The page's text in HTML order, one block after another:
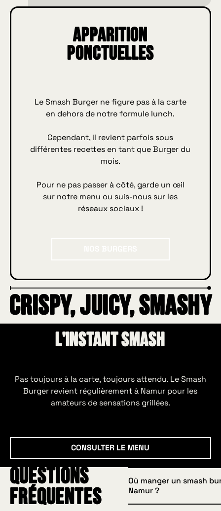
Apparition
ponctuelles
Le Smash Burger ne figure pas à la carte
en dehors de notre formule lunch.
Cependant, il revient parfois sous
différentes recettes en tant que Burger du
mois.
Pour ne pas passer à côté, garde un œil
sur notre menu ou suis-nous sur les
réseaux sociaux !
CRISPY, JUICY, SMASHY
L'instant Smash
Pas toujours à la carte, toujours attendu. Le Smash
Burger revient régulièrement à Namur pour les
amateurs de sensations grillées.
CONSULTER LE MENU
Questions
fréquentes
Où manger un smash
Namur ?